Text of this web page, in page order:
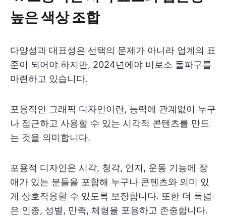
높은 색상 조합
다양성과 대표성은 선택의 문제가 아니라 업계의 표
준이 되어야 하지만, 2024년에야 비로소 돌파구를
마련하고 있습니다.
포용적인 그래픽 디자인이란, 능력에 관계없이 누구
나 접근하고 사용할 수 있는 시각적 콘텐츠를 만드
는 것을 의미합니다.
포용적 디자인은 시각, 청각, 인지, 운동 기능에 장
애가 있는 분들을 포함해 누구나 콘텐츠와 의미 있
게 상호작용할 수 있도록 보장합니다. 또한 더 폭넓
은 인종, 성별, 민족, 체형을 포용하고 존중합니다.